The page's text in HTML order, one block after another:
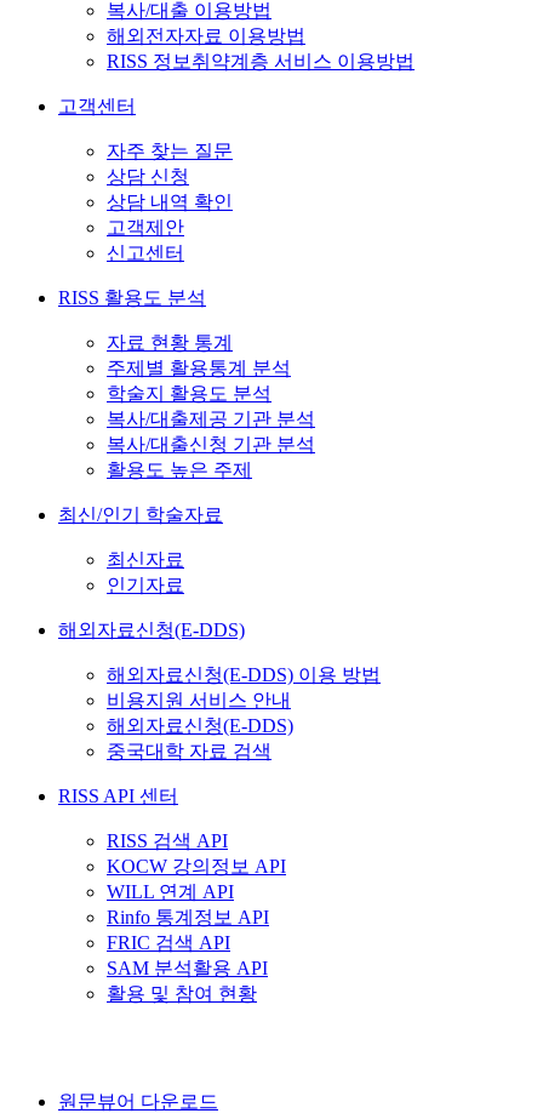
복사/대출 이용방법
해외전자자료 이용방법
RISS 정보취약계층 서비스 이용방법
고객센터
자주 찾는 질문
상담 신청
상담 내역 확인
고객제안
신고센터
RISS 활용도 분석
자료 현황 통계
주제별 활용통계 분석
학술지 활용도 분석
복사/대출제공 기관 분석
복사/대출신청 기관 분석
활용도 높은 주제
최신/인기 학술자료
최신자료
인기자료
해외자료신청(E-DDS)
해외자료신청(E-DDS) 이용 방법
비용지원 서비스 안내
해외자료신청(E-DDS)
중국대학 자료 검색
RISS API 센터
RISS 검색 API
KOCW 강의정보 API
WILL 연계 API
Rinfo 통계정보 API
FRIC 검색 API
SAM 분석활용 API
활용 및 참여 현황
원문뷰어 다운로드